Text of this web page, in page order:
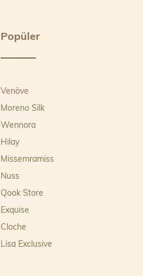
Popüler
Venöve
Moreno Silk
Wennora
Hilay
Missemramiss
Nuss
Qook Store
Exquise
Cloche
Lisa Exclusive